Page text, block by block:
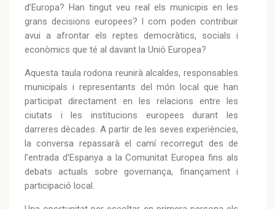
d’Europa? Han tingut veu real els municipis en les
grans decisions europees? I com poden contribuir
avui a afrontar els reptes democràtics, socials i
econòmics que té al davant la Unió Europea?
Aquesta taula rodona reunirà alcaldes, responsables
municipals i representants del món local que han
participat directament en les relacions entre les
ciutats i les institucions europees durant les
darreres dècades. A partir de les seves experiències,
la conversa repassarà el camí recorregut des de
l’entrada d’Espanya a la Comunitat Europea fins als
debats actuals sobre governança, finançament i
participació local.